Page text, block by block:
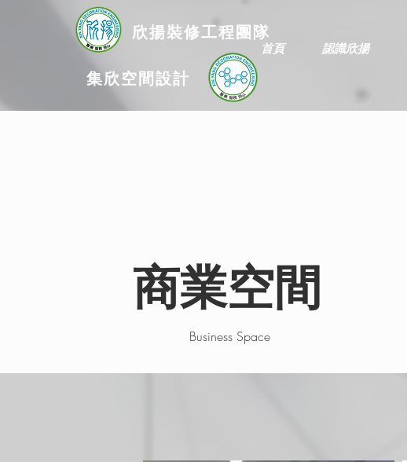
欣揚裝修工程團隊
集欣空間設計
首頁 認識欣揚
商業空間
Business Space